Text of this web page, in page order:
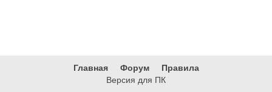
Главная Форум
Правила
Версия для ПК